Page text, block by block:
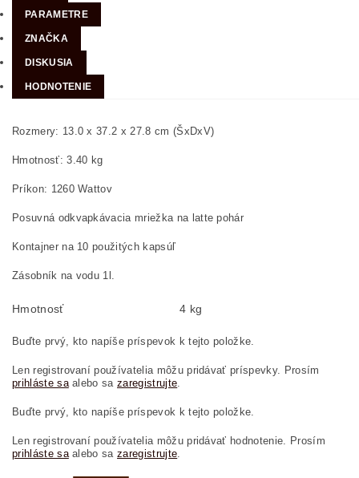
PARAMETRE
ZNAČKA
DISKUSIA
HODNOTENIE
Rozmery: 13.0 x 37.2 x 27.8 cm (ŠxDxV)
Hmotnosť: 3.40 kg
Príkon: 1260 Wattov
Posuvná odkvapkávacia mriežka na latte pohár
Kontajner na 10 použitých kapsúľ
Zásobník na vodu 1l.
Hmotnosť 4 kg
Buďte prvý, kto napíše príspevok k tejto položke.
Len registrovaní používatelia môžu pridávať príspevky. Prosím
prihláste saalebo sazaregistrujte.
Buďte prvý, kto napíše príspevok k tejto položke.
Len registrovaní používatelia môžu pridávať hodnotenie. Prosím
prihláste saalebo sazaregistrujte.